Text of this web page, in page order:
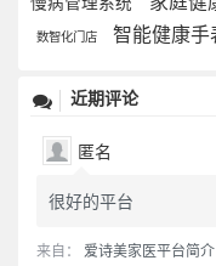
数智化门店 智能健康手
近期评论
匿名
很好的平台
来自： 爱诗美家医平台简介